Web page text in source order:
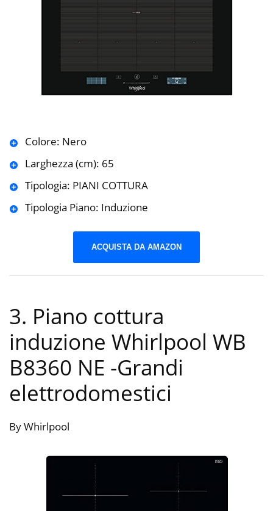
Colore: Nero
Larghezza (cm): 65
Tipologia: PIANI COTTURA
Tipologia Piano: Induzione
ACQUISTA DA AMAZON
3. Piano cottura
induzione Whirlpool WB
B8360 NE -Grandi
elettrodomestici
By Whirlpool